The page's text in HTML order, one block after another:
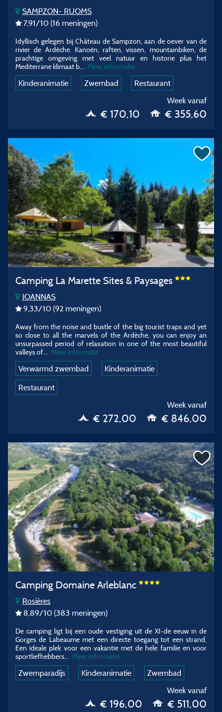
SAMPZON- RUOMS
7,91/10 (16 meningen)
Idyllisch gelegen bij Château de Sampzon, aan de oever van de
rivier de Ardèche. Kanoën, raften, vissen, mountainbiken, de
prachtige omgeving met veel natuur en historie plus het
Mediterrane klimaat b...
Meer informatie
Kinderanimatie Zwembad
Restaurant
Week vanaf
€ 170,10 € 355,60
Camping La Marette Sites & Paysages
JOANNAS
9,33/10 (92 meningen)
Away from the noise and bustle of the big tourist traps and yet
so close to all the marvels of the Ardèche, you can enjoy an
unsurpassed period of relaxation in one of the most beautiful
valleys of
Meer informatie
Verwarmd zwembad
Kinderanimatie
Restaurant
Week vanaf
€ 272,00 € 846,00
Camping Domaine Arleblanc
Rosières
8,89/10 (383 meningen)
De camping ligt bij een oude vestiging uit de XI-de eeuw in de
Gorges de Labeaume met een directe toegang tot een strand.
Een ideale plek voor een vakantie met de hele familie en voor
sportliefhebbers...
Meer informatie
Zwemparadijs Kinderanimatie
Zwembad
Week vanaf
€ 196,00 € 511,00